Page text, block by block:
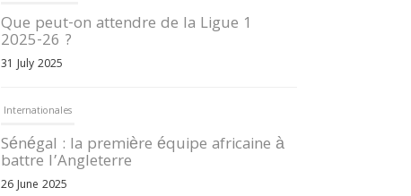
Que peut-on attendre de la Ligue 1
2025-26 ?
31 July 2025
Internationales
Sénégal : la première équipe africaine à
battre l’Angleterre
26 June 2025